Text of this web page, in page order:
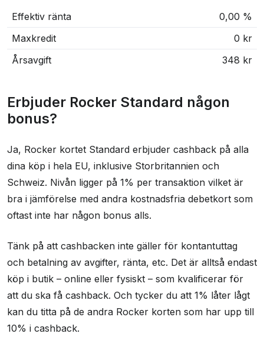
Effektiv ränta
0,00 %
Maxkredit
0 kr
Årsavgift
348 kr
Erbjuder Rocker Standard någon
bonus?
Ja, Rocker kortet Standard erbjuder cashback på alla
dina köp i hela EU, inklusive Storbritannien och
Schweiz. Nivån ligger på 1% per transaktion vilket är
bra i jämförelse med andra kostnadsfria debetkort som
oftast inte har någon bonus alls.
Tänk på att cashbacken inte gäller för kontantuttag
och betalning av avgifter, ränta, etc. Det är alltså endast
köp i butik – online eller fysiskt – som kvalificerar för
att du ska få cashback. Och tycker du att 1% låter lågt
kan du titta på de andra Rocker korten som har upp till
10% i cashback.